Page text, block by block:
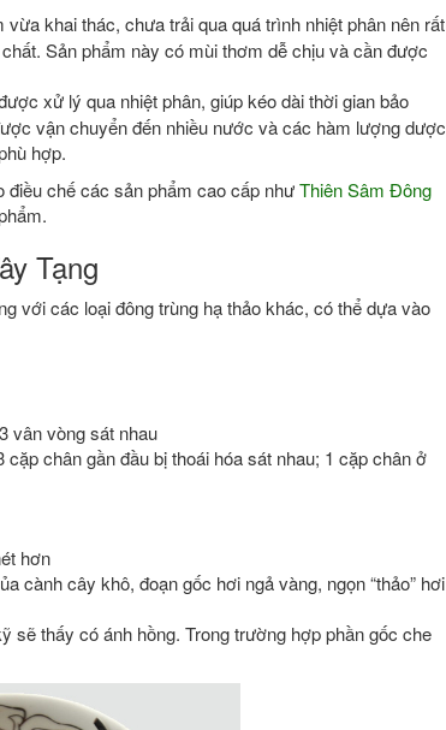
khai thác, chưa trải qua quá trình nhiệt phân nên rất
Sản phẩm này có mùi thơm dễ chịu và cần được
xử lý qua nhiệt phân, giúp kéo dài thời gian bảo
vận chuyển đến nhiều nước và các hàm lượng dược
hợp.
điều chế các sản phẩm cao cấp nhưThiên Sâm Đông
Tạng
với các loại đông trùng hạ thảo khác, có thể dựa vào
vân vòng sát nhau
chân gần đầu bị thoái hóa sát nhau; 1 cặp chân ở
hơn
cành cây khô, đoạn gốc hơi ngả vàng, ngọn “thảo” hơi
sẽ thấy có ánh hồng. Trong trường hợp phần gốc che